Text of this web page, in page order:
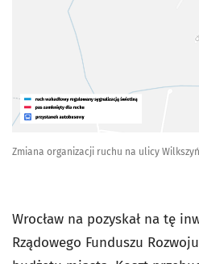
Zmiana organizacji ruchu na ulicy
Wrocław na pozyskał na tę
Rządowego Funduszu